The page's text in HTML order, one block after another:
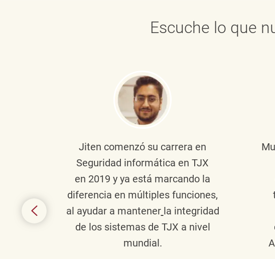
Escuche lo que
Jiten comenzó su carrera en
Seguridad informática en TJX
en 2019 y ya está marcando la
diferencia en múltiples funciones,
al ayudar a mantener la integridad
de los sistemas de TJX a nivel
mundial.